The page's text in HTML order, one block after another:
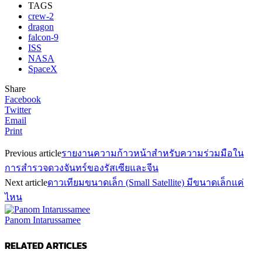
TAGS
crew-2
dragon
falcon-9
ISS
NASA
SpaceX
Share
Facebook
Twitter
Email
Print
Previous articleรายงานความก้าวหน้าสำหรับความร่วมมือใน
การสำรวจดวงจันทร์ของรัสเซียและจีน
Next articleดาวเทียมขนาดเล็ก (Small Satellite) มีขนาดเล็กแค่
ไหน
Panom Intarussamee
RELATED ARTICLES